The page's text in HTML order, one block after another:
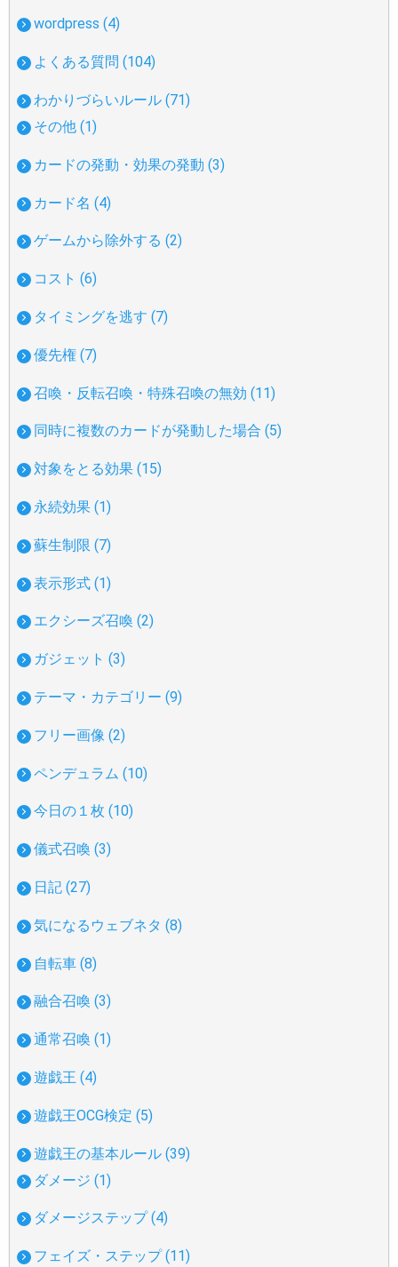
wordpress (4)
よくある質問 (104)
わかりづらいルール (71)
その他 (1)
カードの発動・効果の発動 (3)
カード名 (4)
ゲームから除外する (2)
コスト (6)
タイミングを逃す (7)
優先権 (7)
召喚・反転召喚・特殊召喚の無効 (11)
同時に複数のカードが発動した場合 (5)
対象をとる効果 (15)
永続効果 (1)
蘇生制限 (7)
表示形式 (1)
エクシーズ召喚 (2)
ガジェット (3)
テーマ・カテゴリー (9)
フリー画像 (2)
ペンデュラム (10)
今日の１枚 (10)
儀式召喚 (3)
日記 (27)
気になるウェブネタ (8)
自転車 (8)
融合召喚 (3)
通常召喚 (1)
遊戯王 (4)
遊戯王OCG検定 (5)
遊戯王の基本ルール (39)
ダメージ (1)
ダメージステップ (4)
フェイズ・ステップ (11)